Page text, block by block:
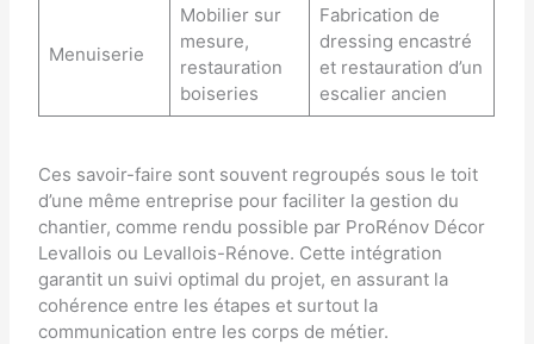
Menuiserie
Mobilier sur
mesure,
restauration
boiseries
Fabrication de
dressing encastré
et restauration d’un
escalier ancien
Ces savoir-faire sont souvent regroupés sous le toit
d’une même entreprise pour faciliter la gestion du
chantier, comme rendu possible par ProRénov Décor
Levallois ou Levallois-Rénove. Cette intégration
garantit un suivi optimal du projet, en assurant la
cohérence entre les étapes et surtout la
communication entre les corps de métier.